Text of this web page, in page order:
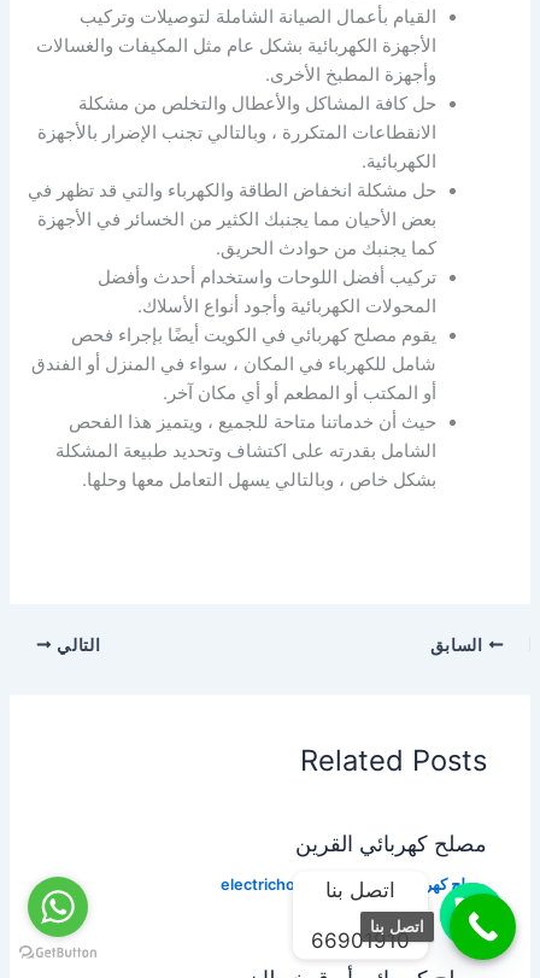
القيام بأعمال الصيانة الشاملة لتوصيلات وتركيب
الأجهزة الكهربائية بشكل عام مثل المكيفات والغسالات
وأجهزة المطبخ الأخرى.
حل كافة المشاكل والأعطال والتخلص من مشكلة
الانقطاعات المتكررة ، وبالتالي تجنب الإضرار بالأجهزة
الكهربائية.
حل مشكلة انخفاض الطاقة والكهرباء والتي قد تظهر في
بعض الأحيان مما يجنبك الكثير من الخسائر في الأجهزة
كما يجنبك من حوادث الحريق.
تركيب أفضل اللوحات واستخدام أحدث وأفضل
المحولات الكهربائية وأجود أنواع الأسلاك.
يقوم مصلح كهربائي في الكويت أيضًا بإجراء فحص
شامل للكهرباء في المكان ، سواء في المنزل أو الفندق
أو المكتب أو المطعم أو أي مكان آخر.
حيث أن خدماتنا متاحة للجميع ، ويتميز هذا الفحص
الشامل بقدرته على اكتشاف وتحديد طبيعة المشكلة
بشكل خاص ، وبالتالي يسهل التعامل معها وحلها.
السابق التالي
Related Posts
مصلح كهربائي القرين
مصلح كهربائي / بواسطة electrichomes
اتصل بنا
اتصل بنا
66901910